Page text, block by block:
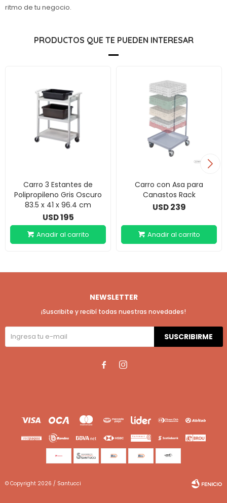
ritmo de tu negocio.
PRODUCTOS QUE TE PUEDEN INTERESAR
Carro 3 Estantes de
Polipropileno Gris Oscuro
83.5 x 41 x 96.4 cm
USD195
Carro con Asa para
Canastos Rack
USD 239
NEWSLETTER
¡Suscribite y recibí todas nuestras novedades!
SUSCRIBIRME
 
© Copyright 2026 / Santucci